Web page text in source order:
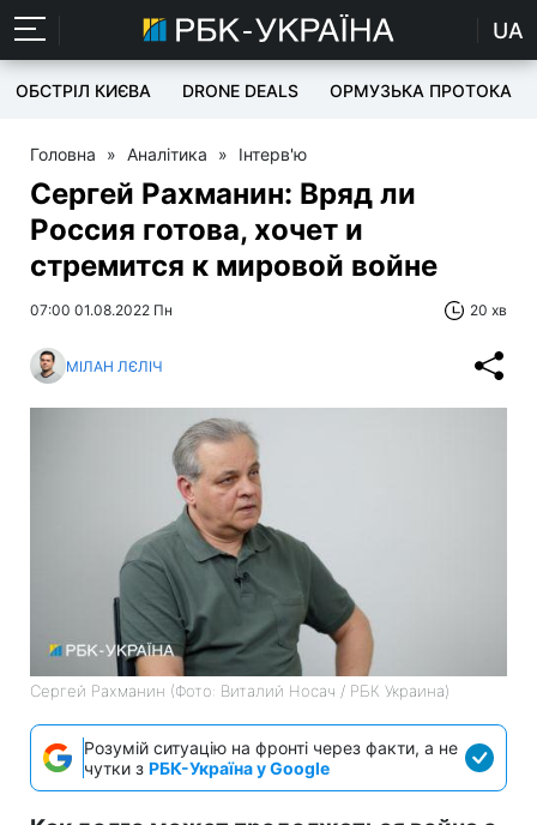
UA
ОБСТРІЛ КИЄВА DRONE DEALS ОРМУЗЬКА ПРОТОКА
Головна » Аналітика » Інтерв'ю
Сергей Рахманин: Вряд ли
Россия готова, хочет и
стремится к мировой войне
07:00 01.08.2022 Пн 20 хв
МІЛАН ЛЄЛІЧ
Сергей Рахманин (Фото: Виталий Носач / РБК Украина)
Розумій ситуацію на фронті через факти, а не
чутки з РБК-Україна у Google